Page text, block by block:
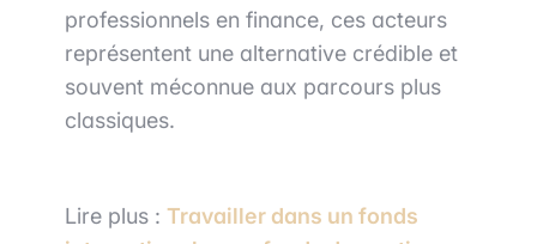
professionnels en finance, ces acteurs
représentent une alternative crédible et
souvent méconnue aux parcours plus
classiques.
Lire plus : Travailler dans un fonds